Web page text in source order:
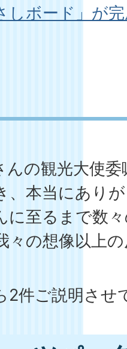
しボード」が
んの観光大使
、本当にあり
に至るまで数
々の想像以上
2件ご説明させ